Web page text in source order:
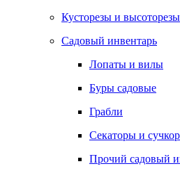
Кусторезы и высоторезы
Садовый инвентарь
Лопаты и вилы
Буры садовые
Грабли
Секаторы и
Прочий садовый